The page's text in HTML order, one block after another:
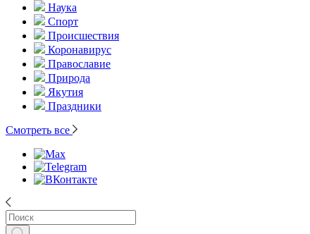
Наука
Спорт
Происшествия
Коронавирус
Православие
Природа
Якутия
Праздники
Смотреть все